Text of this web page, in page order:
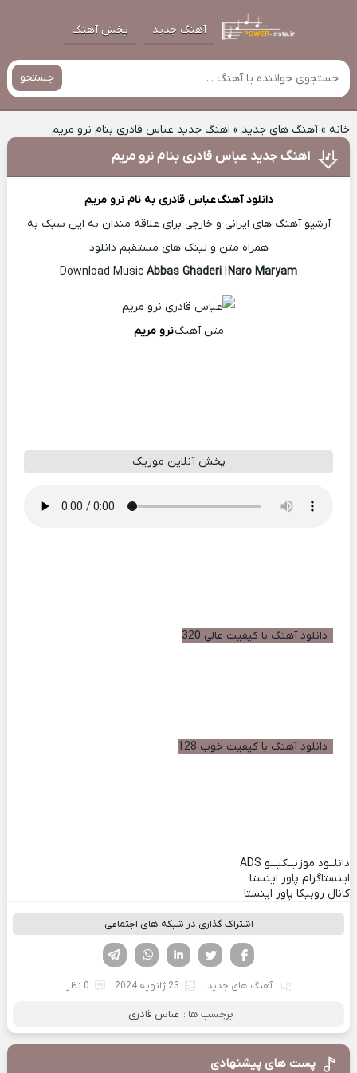
آهنگ جدید پخش آهنگ
جستجو
خانه»آهنگ های جدید » اهنگ جدید عباس قادری بنام نرو مریم
اهنگ جدید عباس قادری بنام نرو مریم
دانلود آهنگعباس قادری به نام نرو مریم
آرشیو آهنگ های ایرانی و خارجی برای علاقه مندان به این سبک به
همراه متن و لینک های مستقیم دانلود
Download Music
Abbas Ghaderi|Naro Maryam
متن آهنگنرو مریم
پخش آنلاین موزیک
دانلود آهنگ با کیفیت عالی 320
دانلود آهنگ با کیفیت خوب 128
دانلــود موزیــکیـــو ADS
اینستاگرام پاور اینستا
کانال روبیکا پاور اینستا
اشتراک گذاری در شبکه های اجتماعی
لینکدین تویتر
فیسوک
آهنگ های جدید 23 ژانویه 2024 0 نظر
برچسب ها : عباس قادری
پست های پیشنهادی